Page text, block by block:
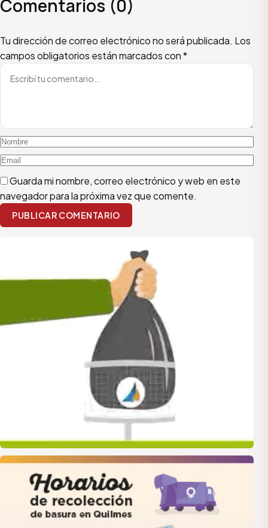
Comentarios (0)
Tu dirección de correo electrónico no será publicada. Los
campos obligatorios están marcados con*
Escribí tu comentario
Nombre
Email
Guarda mi nombre, correo electrónico y web en este
navegador para la próxima vez que comente.
PUBLICAR COMENTARIO
quilmes